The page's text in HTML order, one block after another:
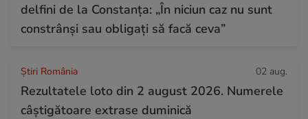
delfini de la Constanța: „În niciun caz nu sunt
constrânși sau obligați să facă ceva”
Știri România 02 aug.
Rezultatele loto din 2 august 2026. Numerele
câștigătoare extrase duminică